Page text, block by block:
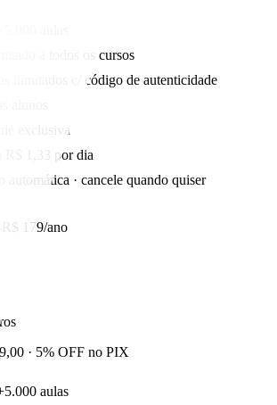
aulas
a todos os cursos
ilimitados c/ código de autenticidade
exclusiva
R$ 1,33 por dia
automática · cancele quando quiser
179/ano
· 5% OFF no PIX
aulas